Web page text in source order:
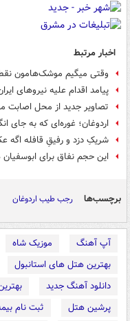
اخبار مرتبط
وقتی میگیم موشک‌هامون
پیامد اقدام علیه نیروهای
تصاویر جدید از محل
اردوغان؛ غوره‌ای‌ که به جای
شریکِ دزد و رفیقِ قافله اگه
این حجم نفاق برای
برچسب‌ها رجب طیب اردوغان
آپ آهنگ موزیک شاه
بهترین هتل های استانبول
دانلود آهنگ جدید
پرشین هتل
ثبت نام